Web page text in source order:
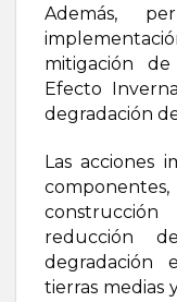
Además,
mitigación
Efecto
degradación
Las acciones
reducción
degradación
tierras medias